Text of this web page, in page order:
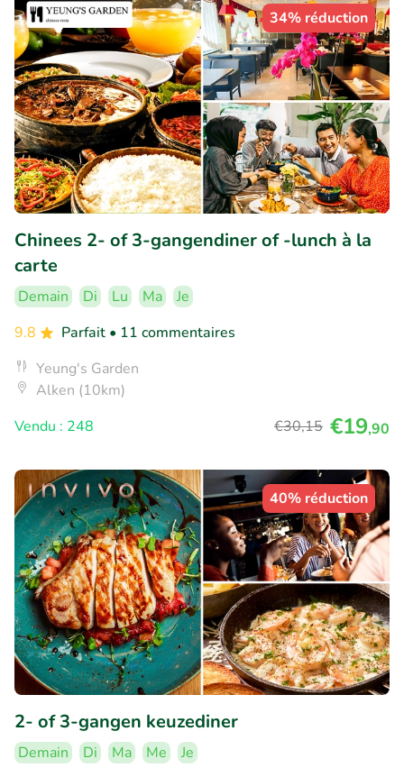
34% réduction
Chinees 2- of 3-gangendiner of -lunch à la
carte
Demain Di Lu Ma
Je
9.8
Parfait • 11 commentaires
Yeung's Garden
Alken (10km)
Vendu : 248
€30,15 €19,90
40% réduction
2- of 3-gangen keuzediner
Demain Di Ma Me Je